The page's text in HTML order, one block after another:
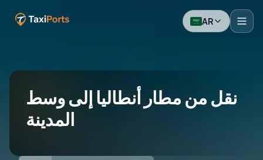
AR
نقل من مطار أنطاليا إلى وسط
المدينة